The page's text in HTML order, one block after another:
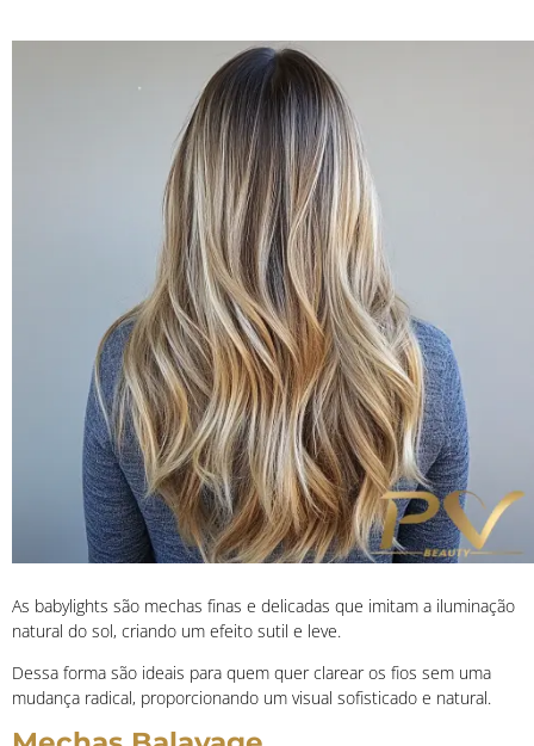
As babylights são mechas finas e delicadas que imitam a iluminação
natural do sol, criando um efeito sutil e leve.
Dessa forma são ideais para quem quer clarear os fios sem uma
mudança radical, proporcionando um visual sofisticado e natural.